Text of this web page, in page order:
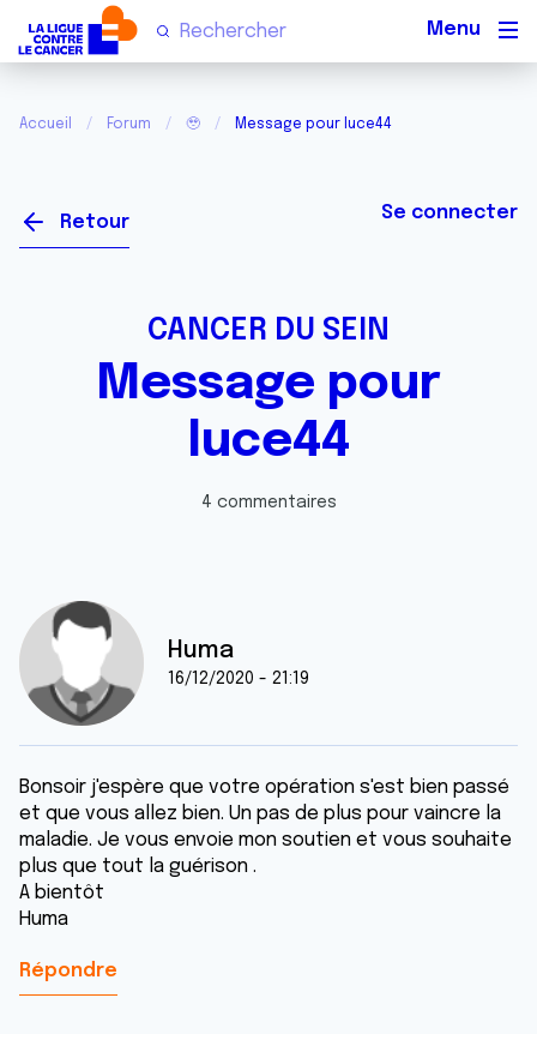
Accueil Forum 🥹 Message pour luce44
Retour Se connecter
CANCER DU SEIN
Message pour
luce44
4 commentaires
Huma
16/12/2020 - 21:19
Bonsoir j'espère que votre opération s'est bien passé
et que vous allez bien. Un pas de plus pour vaincre la
maladie. Je vous envoie mon soutien et vous souhaite
plus que tout la guérison .
A bientôt
Huma
Répondre